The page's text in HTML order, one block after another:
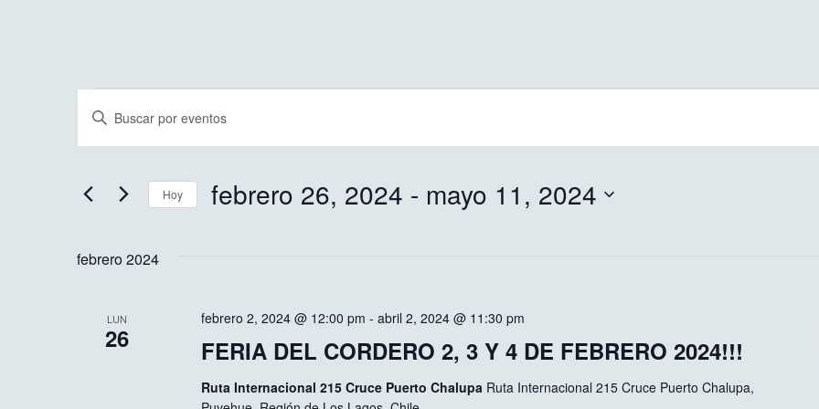
Navegación
de
búsqueda
y
vistas
Eventos
Introduce
clave.
para
Hoy febrero 26, 2024 - mayo 11, 2024
febrero 2024
LUN
26 FERIA DEL CORDERO 2, 3 Y 4 DE FEBRERO 2024!!!
febrero 2, 2024 @ 12:00 pm - abril 2, 2024 @ 11:30 pm
Ruta Internacional 215 Cruce Puerto Chalupa Ruta Internacional 215 Cruce Puerto Chalupa,